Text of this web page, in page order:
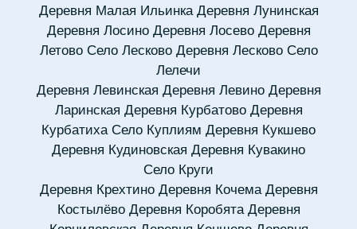
Деревня Малая Ильинка Деревня Лунинская
Деревня Лосино Деревня Лосево Деревня
Летово Село Лесково Деревня Лесково Село
Лелечи
Деревня Левинская Деревня Левино Деревня
Ларинская Деревня Курбатово Деревня
Курбатиха Село Куплиям Деревня Кукшево
Деревня Кудиновская Деревня Кувакино
Село Круги
Деревня Крехтино Деревня Кочема Деревня
Костылёво Деревня Коробята Деревня